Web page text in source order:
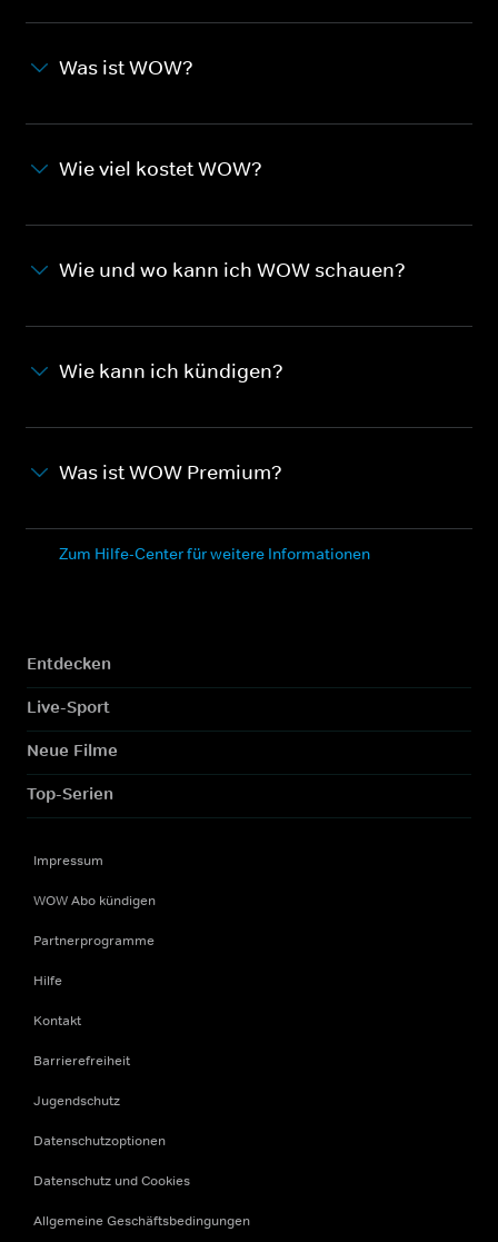
Was ist WOW?
Wie viel kostet WOW?
Wie und wo kann ich WOW schauen?
Wie kann ich kündigen?
Was ist WOW Premium?
Zum Hilfe-Center für weitere Informationen
Entdecken
Live-Sport
Neue Filme
Top-Serien
Impressum
WOW Abo kündigen
Partnerprogramme
Hilfe
Kontakt
Barrierefreiheit
Jugendschutz
Datenschutzoptionen
Datenschutz und Cookies
Allgemeine Geschäftsbedingungen